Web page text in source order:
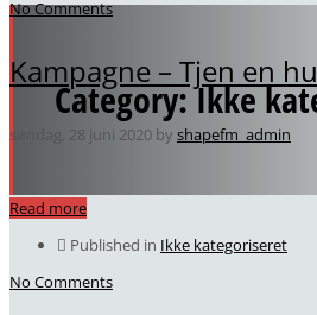
Category: Ikke
No Comments
Kampagne – Tjen en
søndag, 28 juni 2020 by shapefm_admin
Read more
Published in Ikke kategoriseret
No Comments